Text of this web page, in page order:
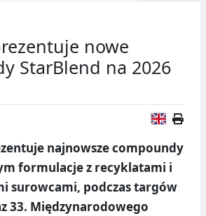
nowe
StarBlend na 2026
najnowsze compoundy
formulacje z recyklatami i
surowcami, podczas targów
33. Międzynarodowego